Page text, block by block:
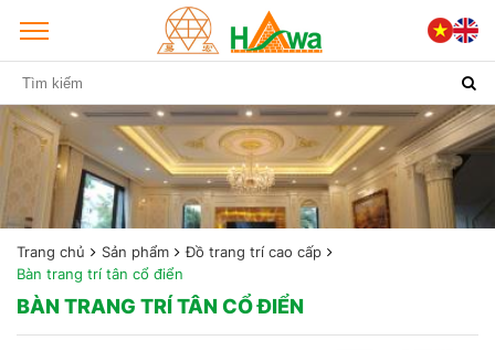
Trang chủ Sản phẩm
Đồ trang trí cao cấp
Bàn trang trí tân cổ điển
BÀN TRANG TRÍ TÂN CỔ ĐIỂN